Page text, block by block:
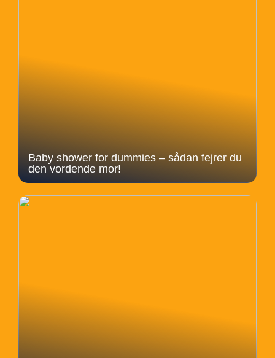
Baby shower for dummies – sådan fejrer du
den vordende mor!